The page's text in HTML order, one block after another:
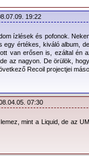
19:22
ízlések és pofonok.
egy értékes, kiváló album,
van erősen is, ezáltal én
az nagyon. De örülök,
Recoil projectjei
07:30
mint a Liquid, de az